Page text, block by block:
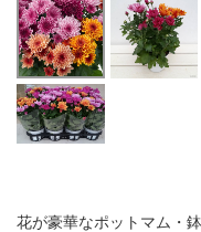
花が豪華なポットマム・